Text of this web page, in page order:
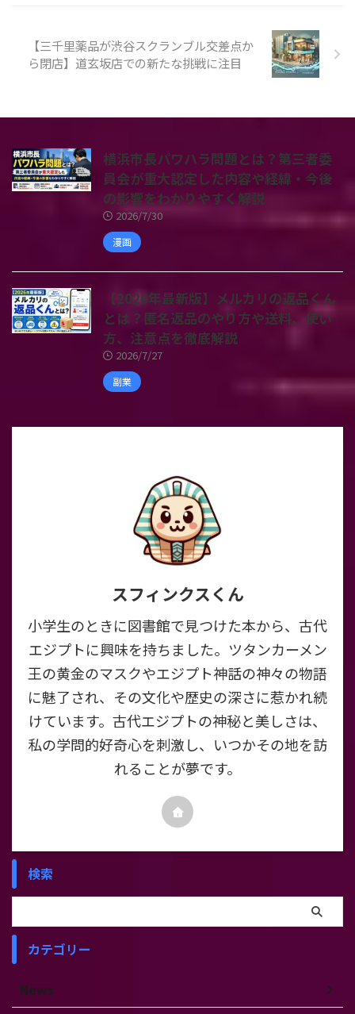
【三千里薬品が渋谷スクランブル交差点か
ら閉店】道玄坂店での新たな挑戦に注目
横浜市長パワハラ問題とは？第三者委
員会が重大認定した内容や経緯・今後
の影響をわかりやすく解説
2026/7/30
漫画
【2026年最新版】メルカリの返品くん
とは？匿名返品のやり方や送料、使い
方、注意点を徹底解説
2026/7/27
副業
スフィンクスくん
小学生のときに図書館で見つけた本から、古代
エジプトに興味を持ちました。ツタンカーメン
王の黄金のマスクやエジプト神話の神々の物語
に魅了され、その文化や歴史の深さに惹かれ続
けています。古代エジプトの神秘と美しさは、
私の学問的好奇心を刺激し、いつかその地を訪
れることが夢です。
検索
カテゴリー
News